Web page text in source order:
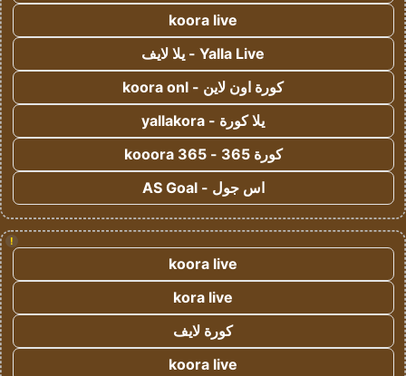
koora live
Yalla Live - يلا لايف
كورة اون لاين - koora onl
يلا كورة - yallakora
كورة 365 - kooora 365
اس جول - AS Goal
!
koora live
kora live
كورة لايف
koora live